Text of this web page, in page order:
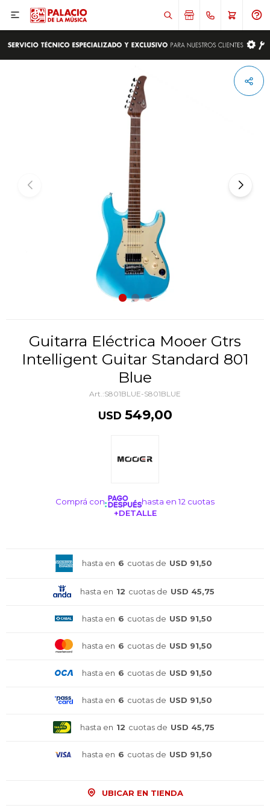

Guitarra Eléctrica Mooer Gtrs
Intelligent Guitar Standard 801
Blue
S801BLUE-S801BLUE
USD 549,00
Comprá con
hasta en 12 cuotas
+DETALLE
hasta en 6 cuotas de USD 91,50
hasta en 12 cuotas de USD 45,75
hasta en 6 cuotas de USD 91,50
hasta en 6 cuotas de USD 91,50
hasta en 6 cuotas de USD 91,50
hasta en 6 cuotas de USD 91,50
hasta en 12 cuotas de USD 45,75
hasta en 6 cuotas de USD 91,50
UBICAR EN TIENDA